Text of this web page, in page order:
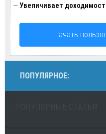
—Увеличивает
Начать
ПОПУЛЯРНОЕ: